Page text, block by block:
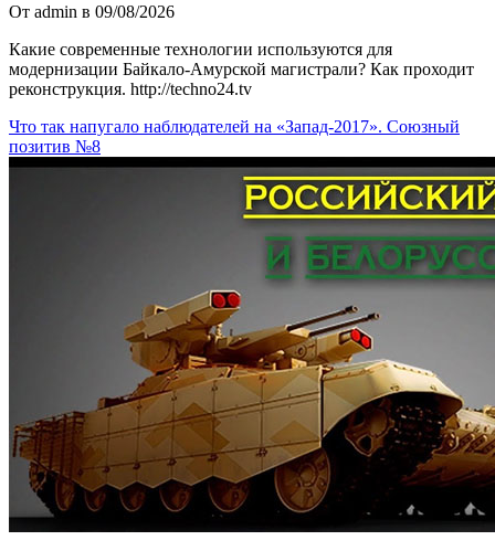
От admin в 09/08/2026
Какие современные технологии используются для
модернизации Байкало-Амурской магистрали? Как проходит
реконструкция. http://techno24.tv
Что так напугало наблюдателей на «Запад-2017». Союзный
позитив №8